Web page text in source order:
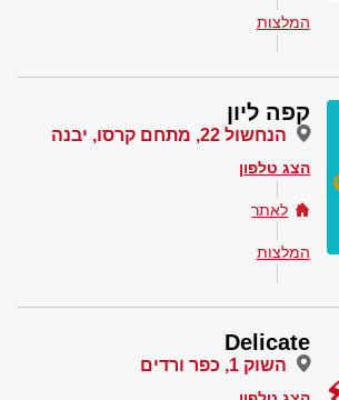
המלצות
קפה ליון
הנחשול 22, מתחם קרסו, יבנה
הצג טלפון
לאתר
המלצות
Delicate
השוק 1, כפר ורדים